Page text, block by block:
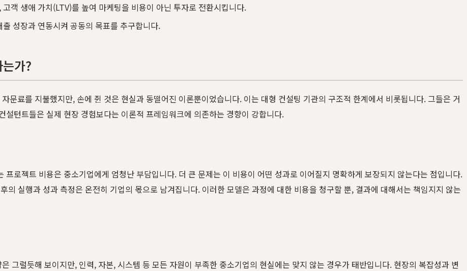
객 생애 가치(LTV)를 높여 마케팅을 비용이 아닌 투자로 전환시킵니다.
성장과 연동시켜 공동의 목표를 추구합니다.
가?
문료를 지불했지만, 손에 쥔 것은 현실과 동떨어진 이론뿐이었습니다. 이는 대형 컨설팅 기관의 구조적 한계에서 비롯됩니다. 그들은 거
턴트들은 실제 현장 경험보다는 이론적 프레임워크에 의존하는 경향이 강합니다.
로젝트 비용은 중소기업에게 엄청난 부담입니다. 더 큰 문제는 이 비용이 어떤 성과로 이어질지 명확하게 보장되지 않는다는 점입니다.
의 실행과 성과 측정은 온전히 기업의 몫으로 남겨집니다. 이러한 모델은 과정에 대한 비용을 청구할 뿐, 결과에 대해서는 책임지지 않는
그럴듯해 보이지만, 인력, 자본, 시스템 등 모든 자원이 부족한 중소기업의 현실에는 맞지 않는 경우가 태반입니다. 현장의 복잡성과 변